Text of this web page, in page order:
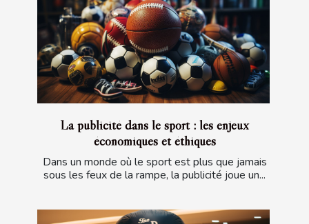
La publicité dans le sport : les enjeux
économiques et éthiques
Dans un monde où le sport est plus que jamais
sous les feux de la rampe, la publicité joue un...